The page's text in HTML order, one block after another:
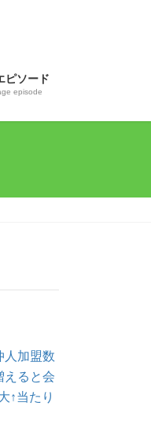
ピソード
episode
人加盟数
えると会
↑当たり